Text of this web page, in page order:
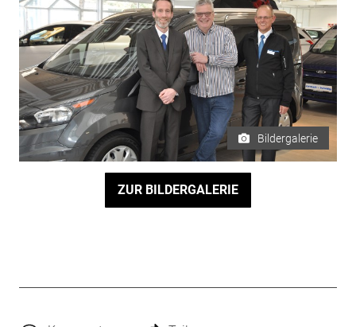
Bildergalerie
ZUR BILDERGALERIE